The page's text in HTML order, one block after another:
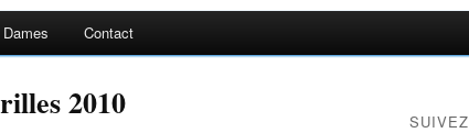
Contact
2010